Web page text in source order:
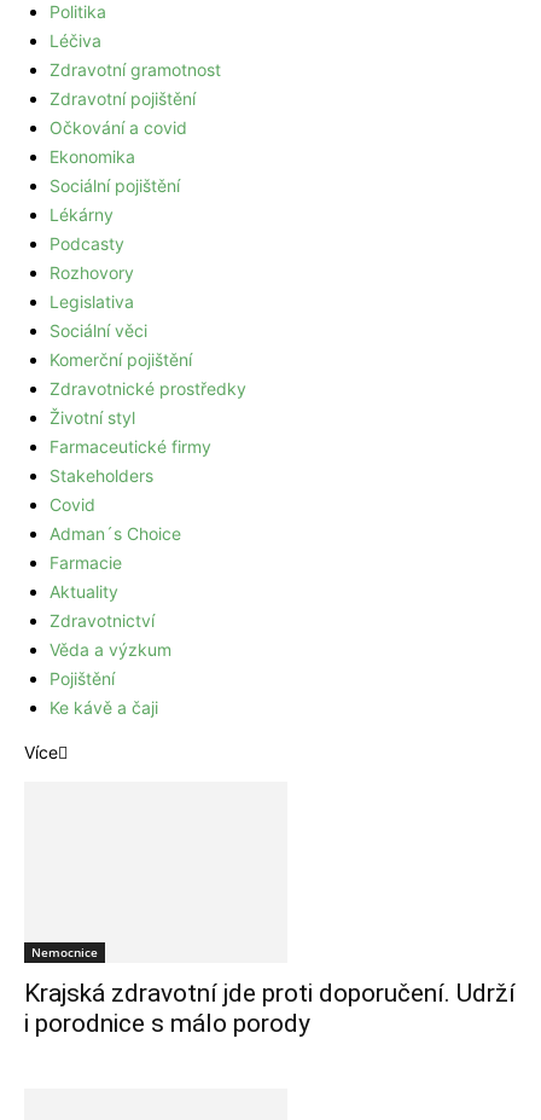
Politika
Léčiva
Zdravotní gramotnost
Zdravotní pojištění
Očkování a covid
Ekonomika
Sociální pojištění
Lékárny
Podcasty
Rozhovory
Legislativa
Sociální věci
Komerční pojištění
Zdravotnické prostředky
Životní styl
Farmaceutické firmy
Stakeholders
Covid
Adman´s Choice
Farmacie
Aktuality
Zdravotnictví
Věda a výzkum
Pojištění
Ke kávě a čaji
Více
Nemocnice
Krajská zdravotní jde proti doporučení. Udrží
i porodnice s málo porody